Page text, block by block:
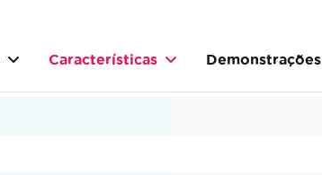
Características Demonstrações